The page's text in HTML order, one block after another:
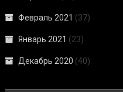
Февраль 2021 (37)
Январь 2021 (23)
Декабрь 2020 (40)